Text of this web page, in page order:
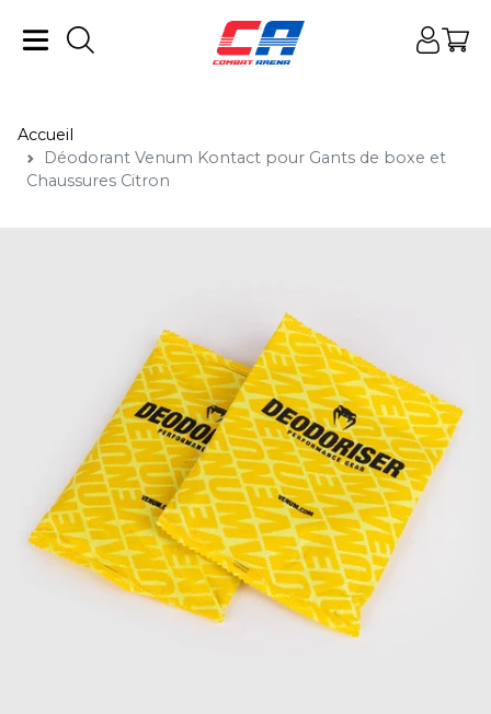
Accueil
Déodorant Venum Kontact pour Gants de boxe et
Chaussures Citron